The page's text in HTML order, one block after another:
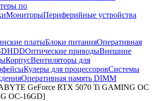
по
МониторыПериферийные устройства
платыБлоки питанияОперативная
HDDОптические приводыВнешние
КорпусВентиляторы для
Кулеры для процессоровСистемы
Оперативная память DIMM
GeForce RTX 5070 Ti GAMING OC
OC-16GD]